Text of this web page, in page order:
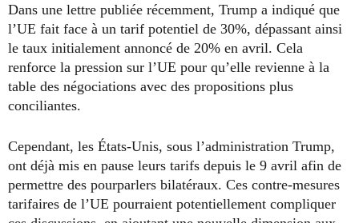
Dans une lettre publiée récemment, Trump a indiqué que
l’UE fait face à un tarif potentiel de 30%, dépassant ainsi
le taux initialement annoncé de 20% en avril. Cela
renforce la pression sur l’UE pour qu’elle revienne à la
table des négociations avec des propositions plus
conciliantes.
Cependant, les États-Unis, sous l’administration Trump,
ont déjà mis en pause leurs tarifs depuis le 9 avril afin de
permettre des pourparlers bilatéraux. Ces contre-mesures
tarifaires de l’UE pourraient potentiellement compliquer